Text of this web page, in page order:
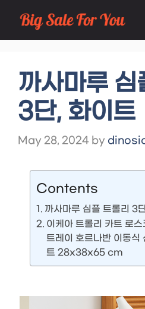
Skip
to
까사마루 심
3단, 화이트
May 28, 2024 by
Contents
까사마루 심플 트롤리 3
이케아 트롤리 카트 로
트레이 호르나반 이동식
트 28x38x65 cm